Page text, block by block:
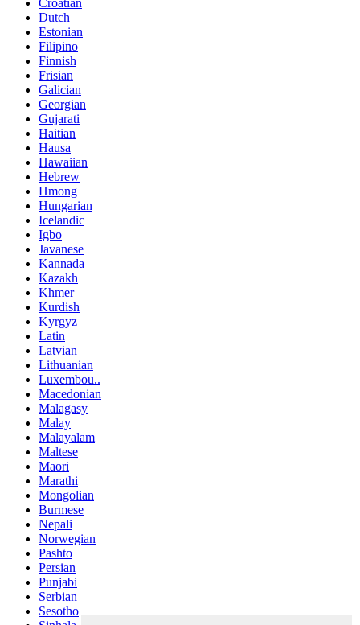
Croatian
Dutch
Estonian
Filipino
Finnish
Frisian
Galician
Georgian
Gujarati
Haitian
Hausa
Hawaiian
Hebrew
Hmong
Hungarian
Icelandic
Igbo
Javanese
Kannada
Kazakh
Khmer
Kurdish
Kyrgyz
Latin
Latvian
Lithuanian
Luxembou..
Macedonian
Malagasy
Malay
Malayalam
Maltese
Maori
Marathi
Mongolian
Burmese
Nepali
Norwegian
Pashto
Persian
Punjabi
Serbian
Sesotho